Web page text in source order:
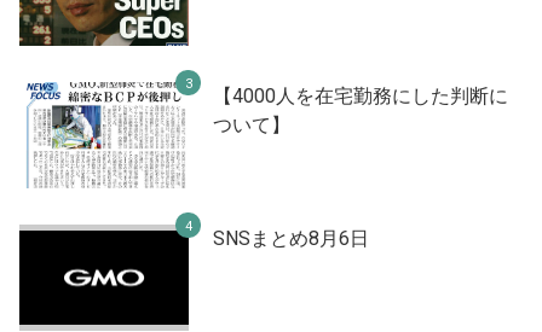
【4000人を在宅勤務にした判断に
ついて】
SNSまとめ8月6日